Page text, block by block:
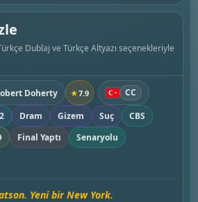
Dublaj ve Türkçe Altyazı seçenekleriyle
Doherty ★7.9
CC
Dram Gizem Suç
CBS
Final Yaptı Senaryolu
Yeni bir New York.